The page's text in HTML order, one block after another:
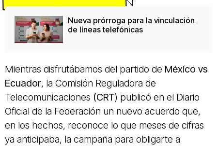
Nueva prórroga para la vinculación
de líneas telefónicas
Mientras disfrutábamos del partido de México vs
Ecuador, la Comisión Reguladora de
Telecomunicaciones (CRT) publicó en el Diario
Oficial de la Federación un nuevo acuerdo que,
en los hechos, reconoce lo que meses de cifras
ya anticipaba, la campaña para obligarte a